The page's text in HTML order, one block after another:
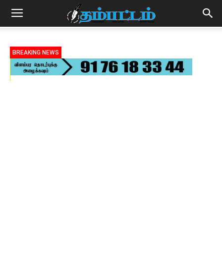
BREAKING NEWS